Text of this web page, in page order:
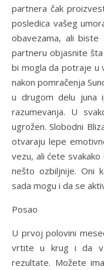
partnera čak
posledica vašeg
obavezama, ali
partneru objasnite
bi mogla da potraje u
nakon pomračenja
u drugom delu juna
razumevanja. U
ugrožen. Slobodni
otvaraju lepe
vezu, ali ćete
nešto ozbiljnije. Oni
sada mogu i da se
Posao
U prvoj polovini
vrtite u krug i da
rezultate. Možete